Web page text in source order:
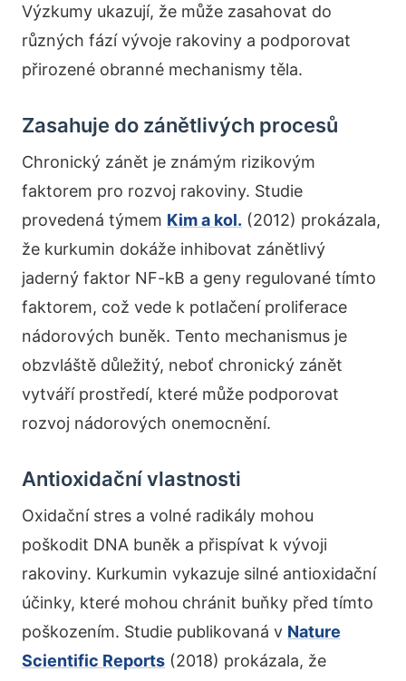
Výzkumy ukazují, že může zasahovat do
různých fází vývoje rakoviny a podporovat
přirozené obranné mechanismy těla.
Zasahuje do zánětlivých procesů
Chronický zánět je známým rizikovým
faktorem pro rozvoj rakoviny. Studie
provedená týmem Kim a kol. (2012) prokázala,
že kurkumin dokáže inhibovat zánětlivý
jaderný faktor NF-kB a geny regulované tímto
faktorem, což vede k potlačení proliferace
nádorových buněk. Tento mechanismus je
obzvláště důležitý, neboť chronický zánět
vytváří prostředí, které může podporovat
rozvoj nádorových onemocnění.
Antioxidační vlastnosti
Oxidační stres a volné radikály mohou
poškodit DNA buněk a přispívat k vývoji
rakoviny. Kurkumin vykazuje silné antioxidační
účinky, které mohou chránit buňky před tímto
poškozením. Studie publikovaná v Nature
Scientific Reports (2018) prokázala, že